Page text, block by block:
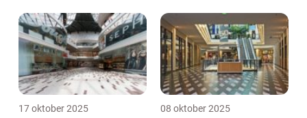
17 oktober 2025 08 oktober 2025